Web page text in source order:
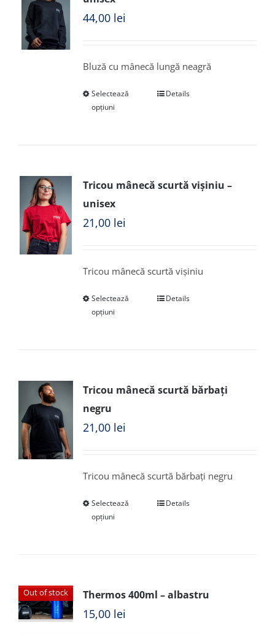
44,00 lei
Bluză cu mânecă lungă neagră
Selectează
opțiuni
Details
Tricou mânecă scurtă vișiniu –
unisex
21,00 lei
Tricou mânecă scurtă vișiniu
Selectează
opțiuni
Details
Tricou mânecă scurtă bărbați
negru
21,00 lei
Tricou mânecă scurtă bărbați negru
Selectează
opțiuni
Details
Out of stock Thermos 400ml – albastru
15,00 lei